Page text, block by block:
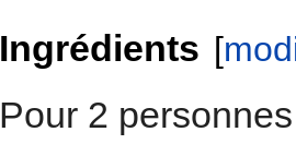
Ingrédients [
Pour 2